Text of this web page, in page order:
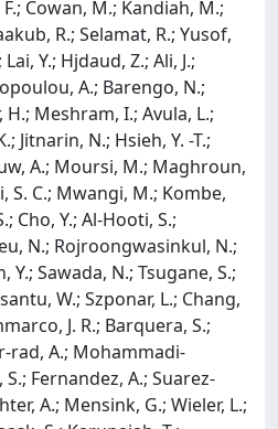
Cowan, M.; Kandiah, M.;
R.; Selamat, R.; Yusof,
Y.; Hjdaud, Z.; Ali, J.;
A.; Barengo, N.;
Meshram, I.; Avula, L.;
Jitnarin, N.; Hsieh, Y. -T.;
A.; Moursi, M.; Maghroun,
S. C.; Mwangi, M.; Kombe,
Cho, Y.; Al-Hooti, S.;
N.; Rojroongwasinkul, N.;
Y.; Sawada, N.; Tsugane, S.;
W.; Szponar, L.; Chang,
J. R.; Barquera, S.;
rad, A.; Mohammadi-
Fernandez, A.; Suarez-
A.; Mensink, G.; Wieler, L.;